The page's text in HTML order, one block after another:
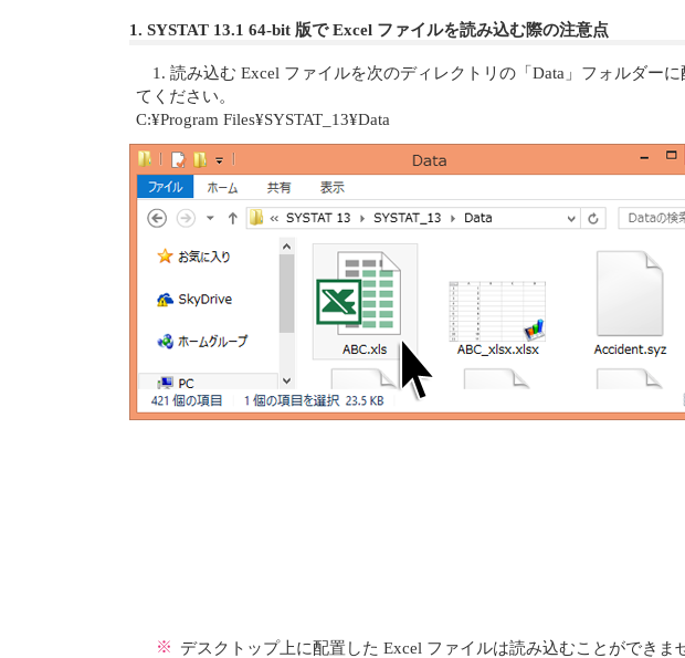
1. SYSTAT 13.1 64-bit 版で Excel ファイルを読み込む際の注意点
1. 読み込む Excel ファイルを次のディレクトリの「Data」フォルダーに
てください。
C:¥Program Files¥SYSTAT_13¥Data
※ デスクトップ上に配置した Excel ファイルは読み込むことができま